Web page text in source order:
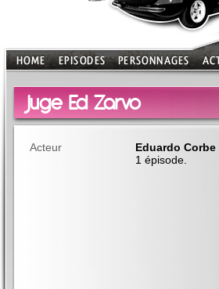
Juge Ed Zarvo
Acteur Eduardo Corbe
1 épisode